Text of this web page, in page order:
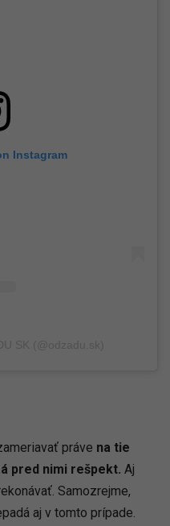
Instagram
práve na tie
pred nimi rešpekt. Aj
Samozrejme,
aj v tomto prípade.